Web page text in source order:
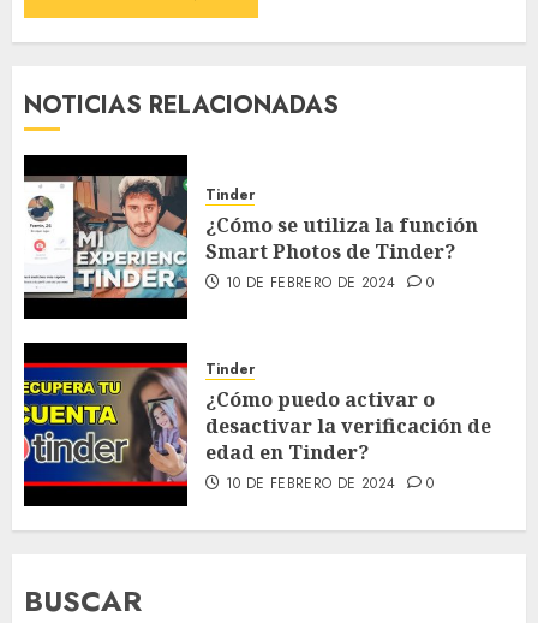
NOTICIAS RELACIONADAS
Tinder
¿Cómo se utiliza la función
Smart Photos de Tinder?
10 DE FEBRERO DE 2024 0
Tinder
¿Cómo puedo activar o
desactivar la verificación de
edad en Tinder?
10 DE FEBRERO DE 2024 0
BUSCAR